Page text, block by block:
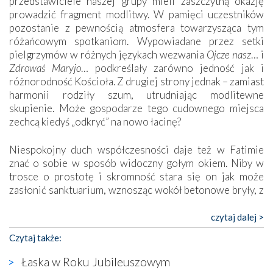
prowadzić fragment modlitwy. W pamięci uczestników
pozostanie z pewnością atmosfera towarzysząca tym
różańcowym spotkaniom. Wypowiadane przez setki
pielgrzymów w różnych językach wezwania Ojcze nasz… i
Zdrowaś Maryjo… podkreślały zarówno jedność jak i
różnorodność Kościoła. Z drugiej strony jednak – zamiast
harmonii rodziły szum, utrudniając modlitewne
skupienie. Może gospodarze tego cudownego miejsca
zechcą kiedyś „odkryć” na nowo łacinę?
Niespokojny duch współczesności daje też w Fatimie
znać o sobie w sposób widoczny gołym okiem. Niby w
trosce o prostotę i skromność stara się on jak może
zasłonić sanktuarium, wznosząc wokół betonowe bryły, z
katolickiego kultu. Tylko co wspólnego z żywą,
autentyczną wiarą mogą mieć płaskie, szare bunkry albo
kaplice, w których Tabernakulum przypomina bardziej
skrzynkę na narzędzia? Albo co powiedzieć o ustawionym
tuż przy nowej bazylice wielkim krzyżu, na którym
czytaj dalej >
Czytaj także:
Łaska w Roku Jubileuszowym